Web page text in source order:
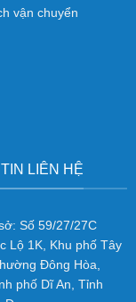
vận chuyển
LIÊN HỆ
Số 59/27/27C
Lộ 1K, Khu phố Tây
Đông Hòa,
phố Dĩ An, Tỉnh